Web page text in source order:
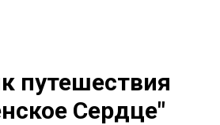
путешествия
Сердце"